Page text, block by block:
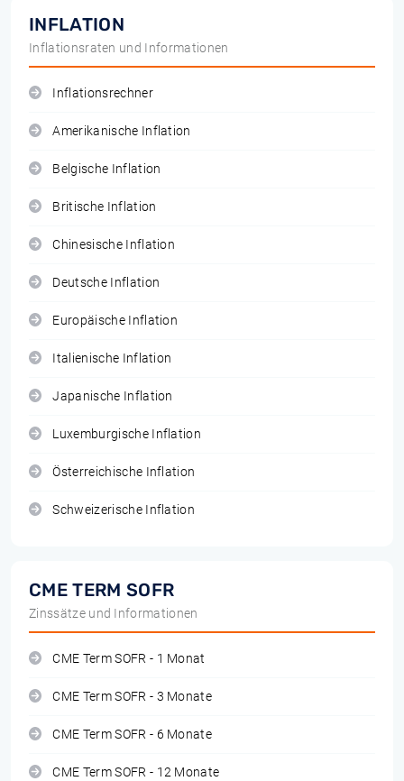
INFLATION
Inflationsraten und Informationen
Inflationsrechner
Amerikanische Inflation
Belgische Inflation
Britische Inflation
Chinesische Inflation
Deutsche Inflation
Europäische Inflation
Italienische Inflation
Japanische Inflation
Luxemburgische Inflation
Österreichische Inflation
Schweizerische Inflation
CME TERM SOFR
Zinssätze und Informationen
CME Term SOFR - 1 Monat
CME Term SOFR - 3 Monate
CME Term SOFR - 6 Monate
CME Term SOFR - 12 Monate